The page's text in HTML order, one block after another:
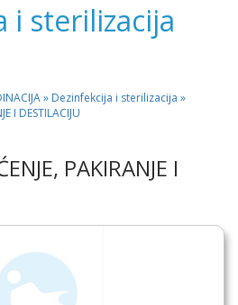
i sterilizacija
» Dezinfekcija i sterilizacija »
I DESTILACIJU
PAKIRANJE I